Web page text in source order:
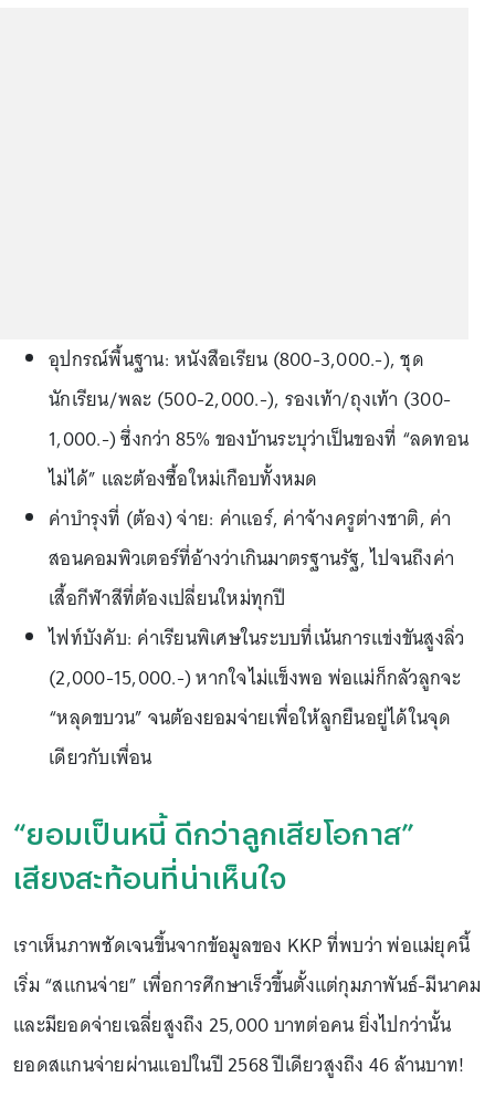
อุปกรณ์พื้นฐาน: หนังสือเรียน (800-3,000.-), ชุด
นักเรียน/พละ (500-2,000.-), รองเท้า/ถุงเท้า (300-
1,000.-) ซึ่งกว่า 85% ของบ้านระบุว่าเป็นของที่ “ลดทอน
ไม่ได้” และต้องซื้อใหม่เกือบทั้งหมด
ค่าบำรุงที่ (ต้อง) จ่าย: ค่าแอร์, ค่าจ้างครูต่างชาติ, ค่า
สอนคอมพิวเตอร์ที่อ้างว่าเกินมาตรฐานรัฐ, ไปจนถึงค่า
เสื้อกีฬาสีที่ต้องเปลี่ยนใหม่ทุกปี
ไฟท์บังคับ: ค่าเรียนพิเศษในระบบที่เน้นการแข่งขันสูงลิ่ว
(2,000-15,000.-) หากใจไม่แข็งพอ พ่อแม่ก็กลัวลูกจะ
“หลุดขบวน” จนต้องยอมจ่ายเพื่อให้ลูกยืนอยู่ได้ในจุด
เดียวกับเพื่อน
“ยอมเป็นหนี้ ดีกว่าลูกเสียโอกาส”
เสียงสะท้อนที่น่าเห็นใจ
เราเห็นภาพชัดเจนขึ้นจากข้อมูลของ KKP ที่พบว่า พ่อแม่ยุคนี้
เริ่ม “สแกนจ่าย” เพื่อการศึกษาเร็วขึ้นตั้งแต่กุมภาพันธ์-มีนาคม
และมียอดจ่ายเฉลี่ยสูงถึง 25,000 บาทต่อคน ยิ่งไปกว่านั้น
ยอดสแกนจ่ายผ่านแอปในปี 2568 ปีเดียวสูงถึง 46 ล้านบาท!